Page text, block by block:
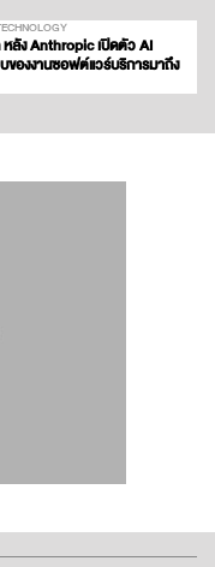
ลัง Anthropic เปิดตัว AI
ของงานซอฟต์แวร์บริการมาถึง